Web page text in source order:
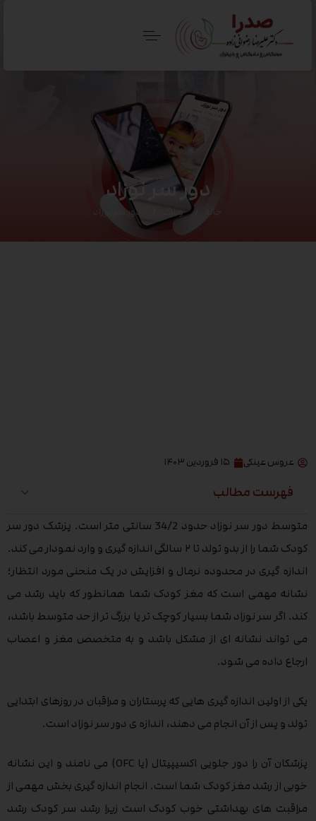
دور سر نوزاد
خانه وبلاگ دور سر نوزاد
عروس عینکی ۱۵ فروردین ۱۴۰۳
فهرست مطالب
متوسط دور سر نوزاد حدود 34/2 سانتی متر است. پزشک دور سر
کودک شما را از بدو تولد تا ۲ سالگی اندازه گیری و وارد نمودار می کند.
اندازه گیری در محدوده نرمال و افزایش در یک منحنی مورد انتظار؛
نشانه مهمی است که مغز کودک شما همانطور که باید رشد می
کند. اگر سر نوزاد شما بسیار کوچک تر یا بزرگ تر از حد متوسط باشد،
می تواند نشانه ای از مشکل باشد و به متخصص مغز و اعصاب
ارجاع داده می شود.
یکی از اولین اندازه گیری هایی که پرستاران و مراقبان در روزهای ابتدایی
تولد و پس از آن انجام می دهند، اندازه ی دور سر نوزاد است.
پزشکان آن را دور جلویی اکسیپیتال (یا OFC) می نامند و این نشانه
خوبی از رشد مغز کودک شما است. انجام اندازه‌ گیری بخش مهمی از
مراقبت‌ های بهداشتی خوب کودک است زیرا رشد سر کودک رشد